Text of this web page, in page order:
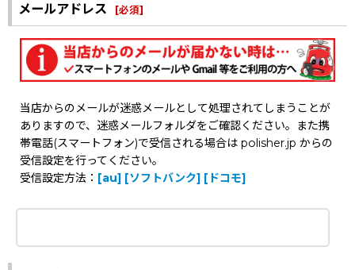
メールアドレス [必須]
当店からのメールが迷惑メールとして処理されてしまうことが
ありますので、迷惑メールフォルダをご確認ください。また携
帯電話(スマートフォン)で受信される場合は polisher.jp からの
受信設定を行ってください。
受信設定方法： [au] [ソフトバンク] [ドコモ]